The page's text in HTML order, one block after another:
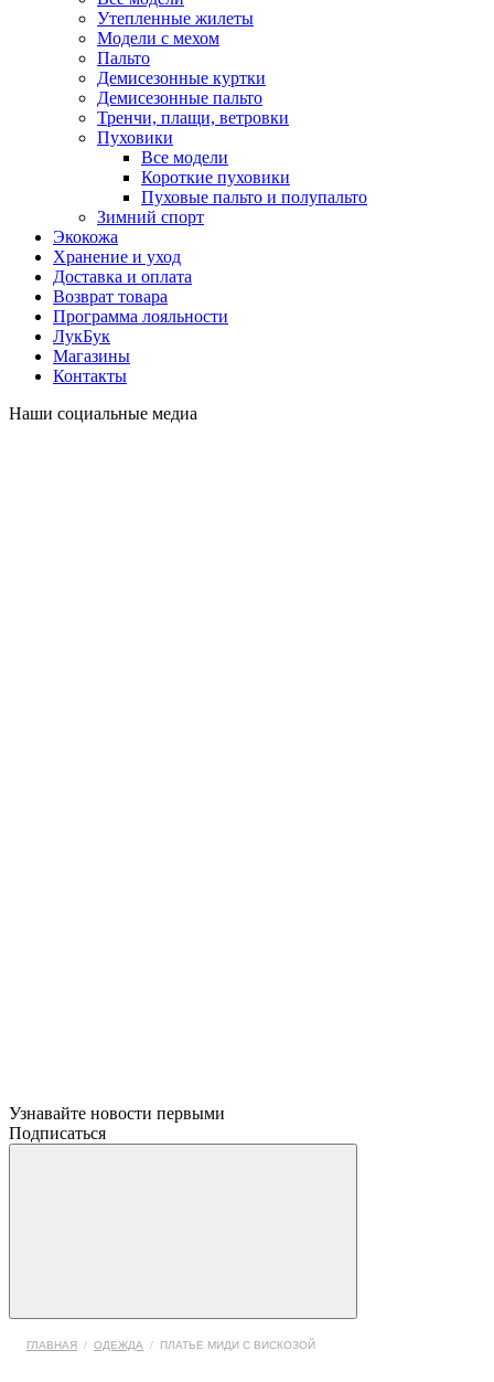
Утепленные жилеты
Модели с мехом
Пальто
Демисезонные куртки
Демисезонные пальто
Тренчи, плащи, ветровки
Пуховики
Все модели
Короткие пуховики
Пуховые пальто и полупальто
Зимний спорт
Экокожа
Хранение и уход
Доставка и оплата
Возврат товара
Программа лояльности
ЛукБук
Магазины
Контакты
Наши социальные медиа
Узнавайте новости первыми
Подписаться
ГЛАВНАЯ / ОДЕЖДА / ПЛАТЬЕ МИДИ С ВИСКОЗОЙ